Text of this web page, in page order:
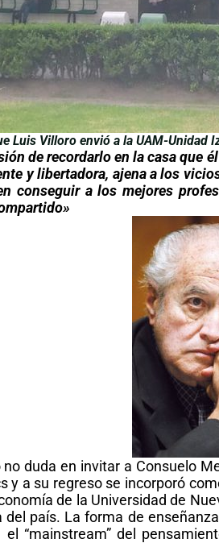
Luis Villoro envió a la UAM-Unidad
de recordarlo en la casa que
y libertadora, ajena a los
conseguir a los mejores
duda en invitar a Consuelo
y a su regreso se incorporó
de la Universidad de
país. La forma de
“mainstream” del